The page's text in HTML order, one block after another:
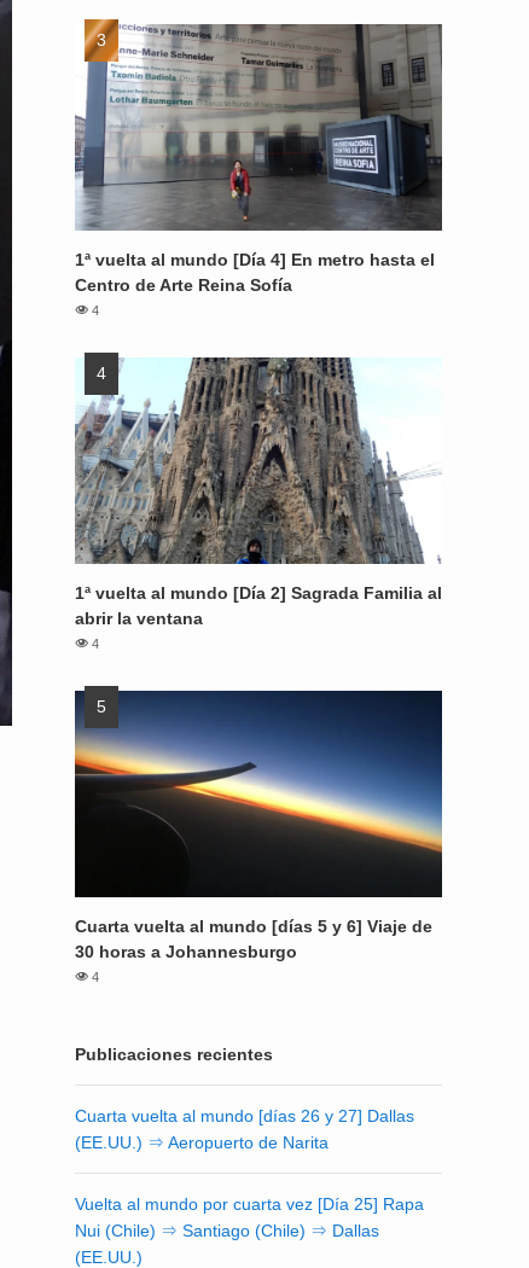
1ª vuelta al mundo [Día 4] En metro hasta el
Centro de Arte Reina Sofía
4
1ª vuelta al mundo [Día 2] Sagrada Familia al
abrir la ventana
4
Cuarta vuelta al mundo [días 5 y 6] Viaje de
30 horas a Johannesburgo
4
Publicaciones recientes
Cuarta vuelta al mundo [días 26 y 27] Dallas
(EE.UU.) ⇒ Aeropuerto de Narita
Vuelta al mundo por cuarta vez [Día 25] Rapa
Nui (Chile) ⇒ Santiago (Chile) ⇒ Dallas
(EE.UU.)